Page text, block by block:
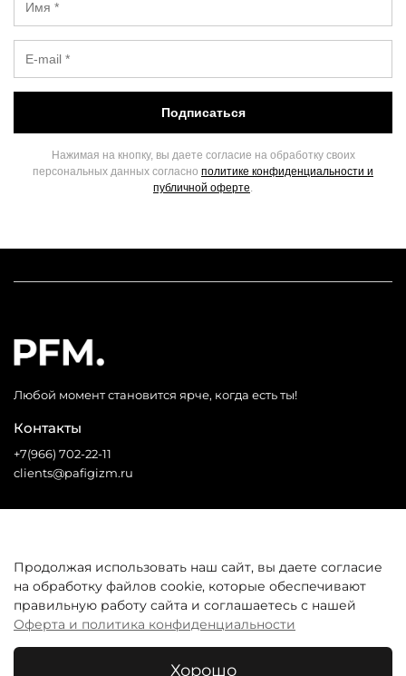
Подписаться
Нажимая на кнопку, вы даете согласие на обработку своих
персональных данных согласно политике конфиденциальности и
публичной оферте.
Любой момент становится ярче, когда есть ты!
Покупателям
Контакты
+7(966) 702-22-11
clients@pafigizm.ru
* Запрещенная сеть
Продолжая использовать наш сайт, вы даете согласие
на обработку файлов cookie, которые обеспечивают
правильную работу сайта и соглашаетесь с нашей
Оферта и политика конфиденциальности
Хорошо